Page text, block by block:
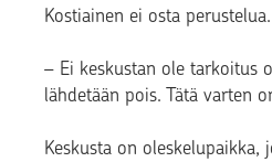
Kostiainen ei osta perustelua.
– Ei keskustan ole tarkoitus
lähdetään pois. Tätä varten
Keskusta on